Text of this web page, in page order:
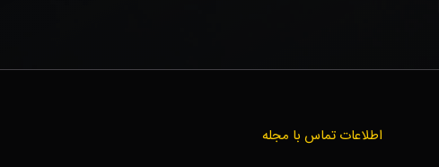
اطلاعات تماس با مجله